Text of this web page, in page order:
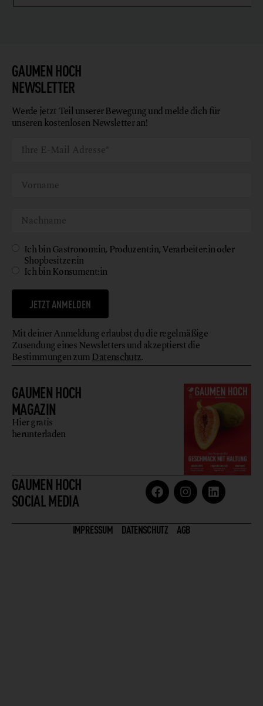
GAUMEN HOCH
MAGAZIN
Hier gratis
herunterladen
GAUMEN HOCH
SOCIAL MEDIA
GAUMEN HOCH
NEWSLETTER
Werde jetzt Teil unserer Bewegung und melde dich für
unseren kostenlosen Newsletter an!
Ich bin Gastronom:in, Produzent:in, Verarbeiter:in oder
Shopbesitzer:in
Ich bin Konsument:in
JETZT ANMELDEN
Mit deiner Anmeldung erlaubst du die regelmäßige
Zusendung eines Newsletters und akzeptierst die
Bestimmungen zumDatenschutz.
IMPRESSUM DATENSCHUTZ AGB